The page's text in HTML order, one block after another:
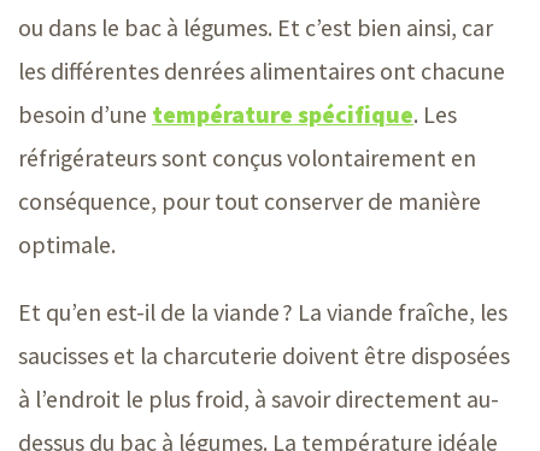
ou dans le bac à légumes. Et c’est bien ainsi, car
les différentes denrées alimentaires ont chacune
besoin d’une température spécifique. Les
réfrigérateurs sont conçus volontairement en
conséquence, pour tout conserver de manière
optimale.
Et qu’en est-il de la viande ? La viande fraîche, les
saucisses et la charcuterie doivent être disposées
à l’endroit le plus froid, à savoir directement au-
dessus du bac à légumes. La température idéale